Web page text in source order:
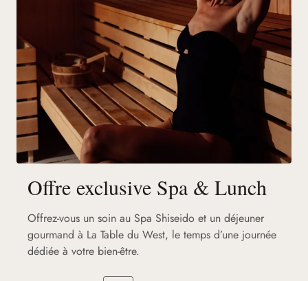
Offre exclusive Spa & Lunch
Offrez-vous un soin au Spa Shiseido et un déjeuner
gourmand à La Table du West, le temps d’une journée
dédiée à votre bien-être.